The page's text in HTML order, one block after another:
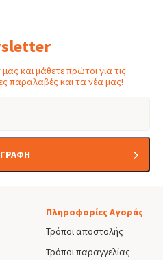
και μάθετε πρώτοι για τις
παραλαβές και τα νέα μας!
Πληροφορίες Αγοράς
Τρόποι αποστολής
Τρόποι παραγγελίας